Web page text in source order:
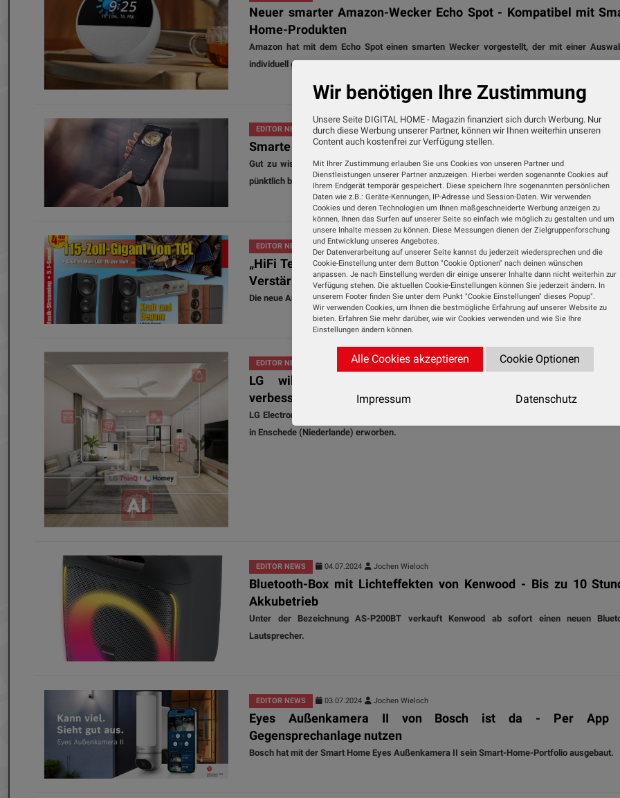
Neuer smarter Amazon-Wecker Echo Spot - Kompatibel mit
Home-Produkten
Amazon hat mit dem Echo Spot einen smarten Wecker vorgestellt, der mit einer
individuell gestalteten Uhrendesigns in knalligen Farben kommt.
EDITOR NEWS 08.07.2024 Jochen Wieloch
Smarte Hausgeräte: Alles unter Kontrolle dank cleverer Vernetzung
Gut zu wissen, dass zu Hause alles in Ordnung ist, der Waschtrockner störungsfrei läuft
pünktlich beim Eintreffen fertig ist.
EDITOR NEWS 06.07.2024 Jochen Wieloch
„HiFi Test TV HiFi“: XXL-Fernseher - Standlautsprecher - All-in-
Verstärker von Nubert
Die neue Ausgabe 4/24 der „HiFi Test TV HiFi“ ist ab sofort erhältlich.
EDITOR NEWS 05.07.2024 Jochen Wieloch
LG will Konnektivität in offenen Smart-Home-
verbessern
LG Electronics (LG) hat 80 Prozent der Anteile am Smart-Home-Plattformanbieter Athom mit
in Enschede (Niederlande) erworben.
EDITOR NEWS 04.07.2024 Jochen Wieloch
Bluetooth-Box mit Lichteffekten von Kenwood - Bis zu 10
Akkubetrieb
Unter der Bezeichnung AS-P200BT verkauft Kenwood ab sofort einen neuen
Lautsprecher.
EDITOR NEWS 03.07.2024 Jochen Wieloch
Eyes Außenkamera II von Bosch ist da - Per App
Gegensprechanlage nutzen
Bosch hat mit der Smart Home Eyes Außenkamera II sein Smart-Home-Portfolio ausgebaut.
Wir benötigen Ihre Zustimmung
Unsere Seite DIGITAL HOME - Magazin finanziert sich durch Werbung. Nur
durch diese Werbung unserer Partner, können wir Ihnen weiterhin unseren
Content auch kostenfrei zur Verfügung stellen.
Mit Ihrer Zustimmung erlauben Sie uns Cookies von unseren Partner und
Dienstleistungen unserer Partner anzuzeigen. Hierbei werden sogenannte Cookies auf
Ihrem Endgerät temporär gespeichert. Diese speichern Ihre sogenannten persönlichen
Daten wie z.B.: Geräte-Kennungen, IP-Adresse und Session-Daten. Wir verwenden
Cookies und deren Technologien um Ihnen maßgeschneiderte Werbung anzeigen zu
können, Ihnen das Surfen auf unserer Seite so einfach wie möglich zu gestalten und um
unsere Inhalte messen zu können. Diese Messungen dienen der Zielgruppenforschung
und Entwicklung unseres Angebotes.
Der Datenverarbeitung auf unserer Seite kannst du jederzeit wiedersprechen und die
Cookie-Einstellung unter dem Button "Cookie Optionen" nach deinen wünschen
anpassen. Je nach Einstellung werden dir einige unserer Inhalte dann nicht weiterhin zur
Verfügung stehen. Die aktuellen Cookie-Einstellungen können Sie jederzeit ändern. In
unserem Footer finden Sie unter dem Punkt "Cookie Einstellungen" dieses Popup".
Wir verwenden Cookies, um Ihnen die bestmögliche Erfahrung auf unserer Website zu
bieten. Erfahren Sie mehr darüber, wie wir Cookies verwenden und wie Sie Ihre
Einstellungen ändern können.
Alle Cookies akzeptieren Cookie Optionen
Impressum Datenschutz